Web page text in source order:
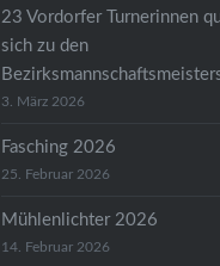
23 Vordorfer Turnerinnen
sich zu den
3. März 2026
Fasching 2026
25. Februar 2026
Mühlenlichter 2026
14. Februar 2026